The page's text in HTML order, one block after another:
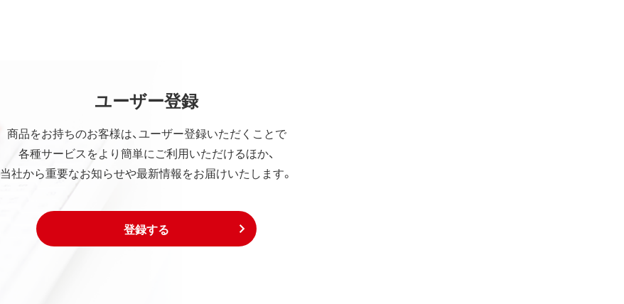
ユーザー登録
商品をお持ちのお客様は、ユーザー登録いただくことで
各種サービスをより簡単にご利用いただけるほか、
当社から重要なお知らせや最新情報をお届けいたします。
登録する